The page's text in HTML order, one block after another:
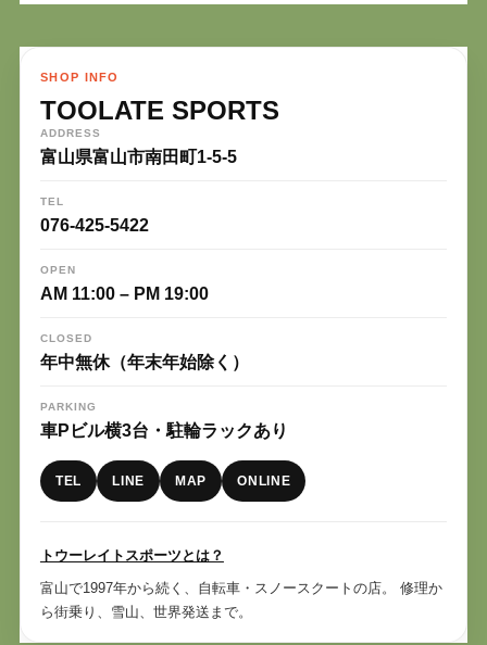
SHOP INFO
TOOLATE SPORTS
ADDRESS
富山県富山市南田町1-5-5
TEL
076-425-5422
OPEN
AM 11:00 – PM 19:00
CLOSED
年中無休（年末年始除く）
PARKING
車Pビル横3台・駐輪ラックあり
TEL LINE MAP ONLINE
トウーレイトスポーツとは？
富山で1997年から続く、自転車・スノースクートの店。 修理か
ら街乗り、雪山、世界発送まで。